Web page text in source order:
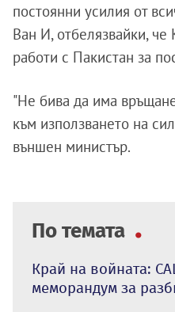
постоянни усилия от
Ван И, отбелязвайки,
работи с Пакистан за
"Не бива да има
към използването на
външен министър.
По темата
Край на войната:
меморандум за